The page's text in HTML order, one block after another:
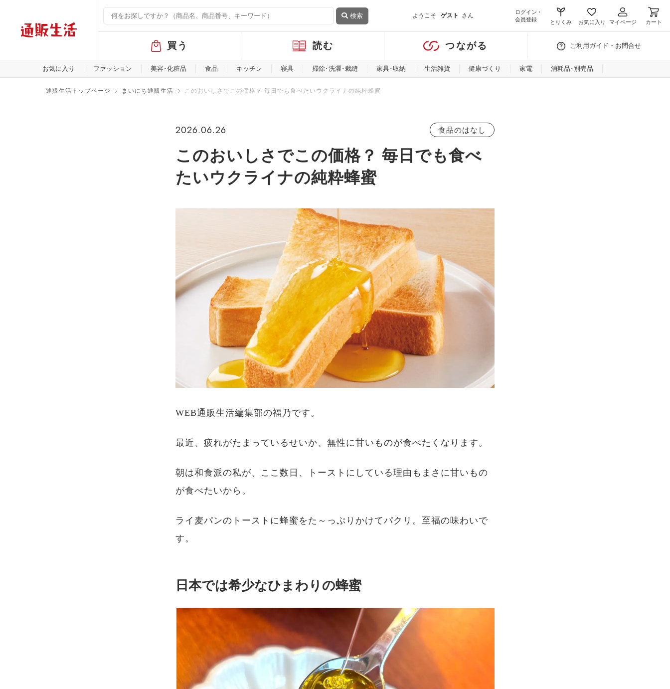
検索 ようこそ ゲスト さん
ログイン・
会員登録
とりくみ お気に入り マイページ カート
バ
ル
メ
買う 読む つながる ご利用ガイド・お問合せ
お気に入り ファッション 美容･化粧品 食品 キッチン 寝具 掃除･洗濯･裁縫 家具･収納 生活雑貨 健康づくり 家電 消耗品･別売品
通販生活トップページ まいにち通販生活 このおいしさでこの価格？ 毎日でも食べたいウクライナの純粋蜂蜜
2026.06.26 食品のはなし
このおいしさでこの価格？ 毎日でも食べ
たいウクライナの純粋蜂蜜
WEB通販生活編集部の福乃です。
最近、疲れがたまっているせいか、無性に甘いものが食べたくなります。
朝は和食派の私が、ここ数日、トーストにしている理由もまさに甘いもの
が食べたいから。
ライ麦パンのトーストに蜂蜜をた～っぷりかけてパクリ。至福の味わいで
す。
日本では希少なひまわりの蜂蜜